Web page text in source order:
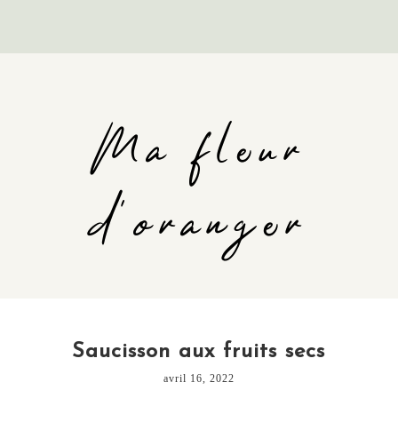
Ma fleur
d'oranger
Saucisson aux fruits secs
avril 16, 2022